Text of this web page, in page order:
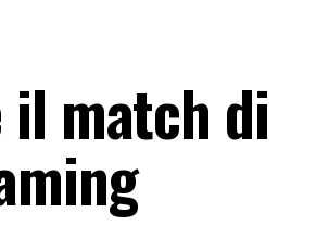
il match di